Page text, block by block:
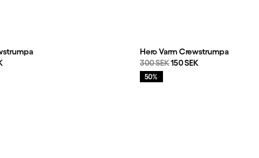
:
Hero Varm Crewstrumpa
Originalpris:
300 SEKReapris:
150 SEK
Rea:
50%